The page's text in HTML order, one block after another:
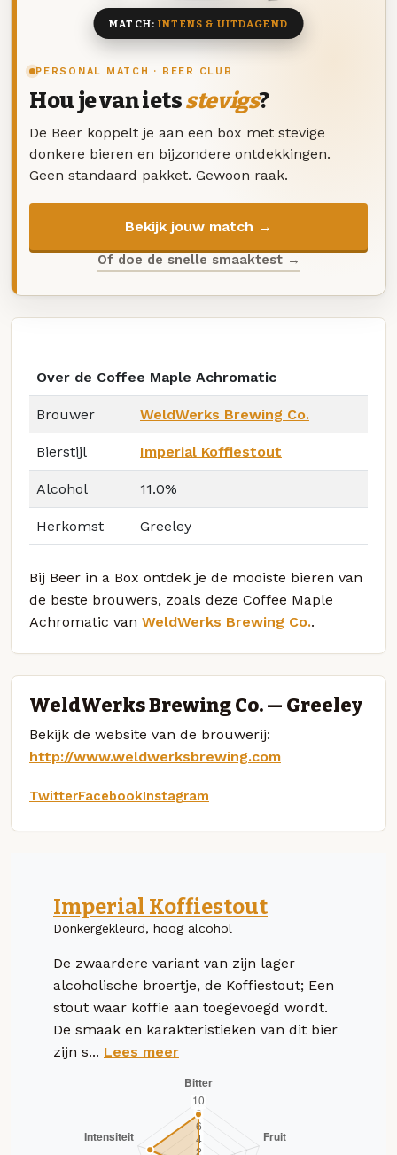
PERSONAL MATCH · BEER CLUB
Hou je van ietsstevigs?
De Beer koppelt je aan een box met stevige
donkere bieren en bijzondere ontdekkingen.
Geen standaard pakket. Gewoon raak.
Bekijk jouw match →
Of doe de snelle smaaktest →
MATCH:INTENS & UITDAGEND
Over de Coffee Maple Achromatic
Brouwer WeldWerks Brewing Co.
Bierstijl Imperial Koffiestout
Alcohol 11.0%
Herkomst Greeley
Bij Beer in a Box ontdek je de mooiste bieren van
de beste brouwers, zoals deze Coffee Maple
Achromatic van WeldWerks Brewing Co..
WeldWerks Brewing Co. — Greeley
Bekijk de website van de brouwerij:
http://www.weldwerksbrewing.com
TwitterFacebookInstagram
Imperial Koffiestout
Donkergekleurd, hoog alcohol
De zwaardere variant van zijn lager
alcoholische broertje, de Koffiestout; Een
stout waar koffie aan toegevoegd wordt.
De smaak en karakteristieken van dit bier
zijn s... Lees meer